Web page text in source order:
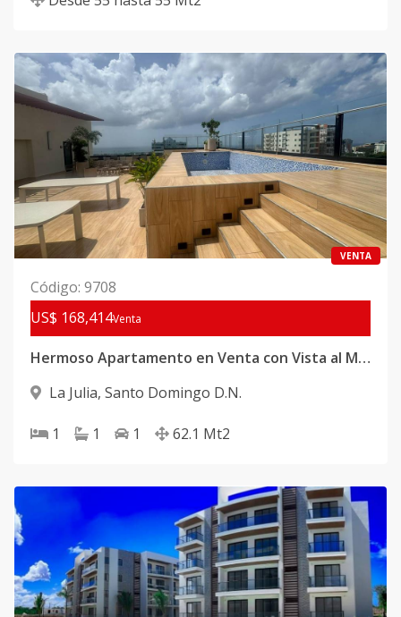
VENTA
Código: 9708
US$ 168,414Venta
Hermoso Apartamento en Venta con Vista al Mar en La Julia
La Julia, Santo Domingo D.N.
1 1 1 62.1 Mt2